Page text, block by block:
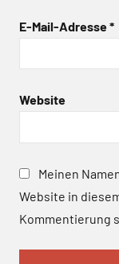
E-Mail-Adresse*
Website
Meinen
Website in
Kommentierung